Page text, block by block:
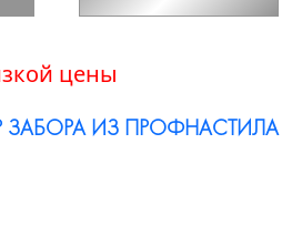
цены
ЗАБОРА ИЗ ПРОФНАСТИЛА